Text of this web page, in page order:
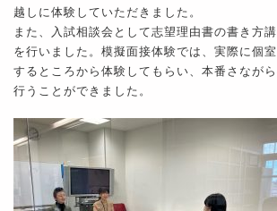
越しに体験していただきました。
また、入試相談会として志望理由書の書き方
を行いました。模擬面接体験では、実際に個
するところから体験してもらい、本番さなが
行うことができました。